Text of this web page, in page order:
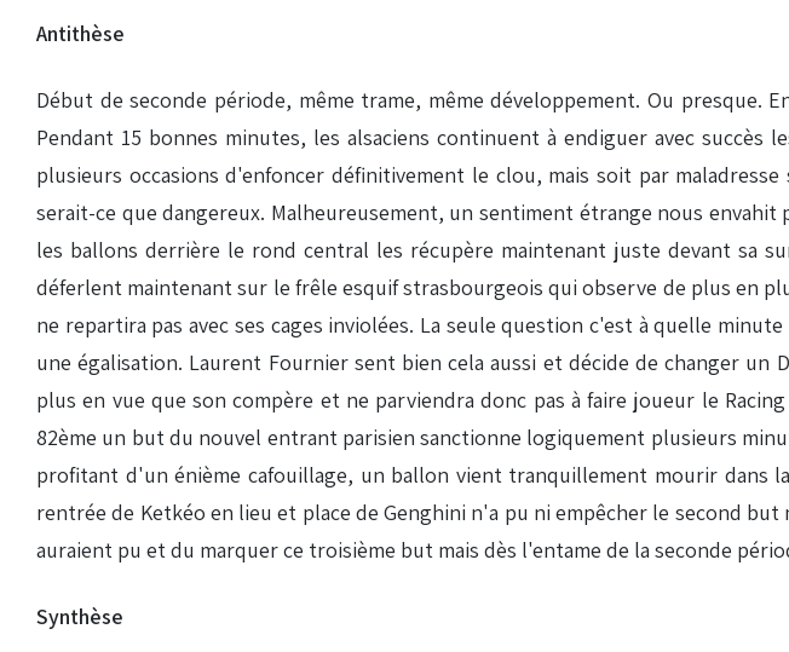
Antithèse
Début de seconde période, même trame, même développement. Ou
Pendant 15 bonnes minutes, les alsaciens continuent à endiguer avec
plusieurs occasions d'enfoncer définitivement le clou, mais soit par
serait-ce que dangereux. Malheureusement, un sentiment étrange nous
les ballons derrière le rond central les récupère maintenant juste devant sa
déferlent maintenant sur le frêle esquif strasbourgeois qui observe de plus en
ne repartira pas avec ses cages inviolées. La seule question c'est à quelle
une égalisation. Laurent Fournier sent bien cela aussi et décide de changer un
plus en vue que son compère et ne parviendra donc pas à faire joueur le
82ème un but du nouvel entrant parisien sanctionne logiquement plusieurs
profitant d'un énième cafouillage, un ballon vient tranquillement mourir
rentrée de Ketkéo en lieu et place de Genghini n'a pu ni empêcher le second
auraient pu et du marquer ce troisième but mais dès l'entame de la seconde
Synthèse